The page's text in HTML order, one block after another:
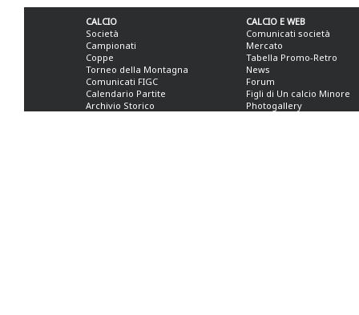
CALCIO
Società
Campionati
Coppe
Torneo della Montagna
Comunicati FIGC
Calendario Partite
Archivio Storico
CALCIO E WEB
Comunicati società
Mercato
Tabella Promo-Retro
News
Forum
Figli di Un calcio Minore
Photogallery